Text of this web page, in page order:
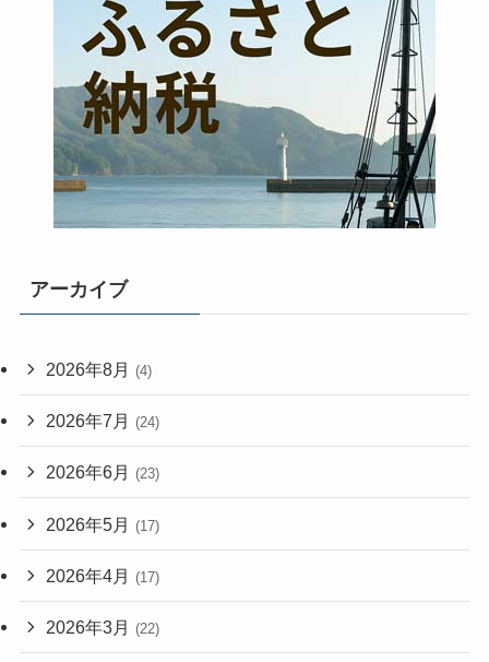
アーカイブ
2026年8月 (4)
2026年7月 (24)
2026年6月 (23)
2026年5月 (17)
2026年4月 (17)
2026年3月 (22)